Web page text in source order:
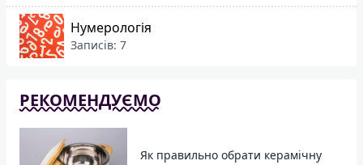
Нумерологія
Записів: 7
РЕКОМЕНДУЄМО
Як правильно обрати керамічну